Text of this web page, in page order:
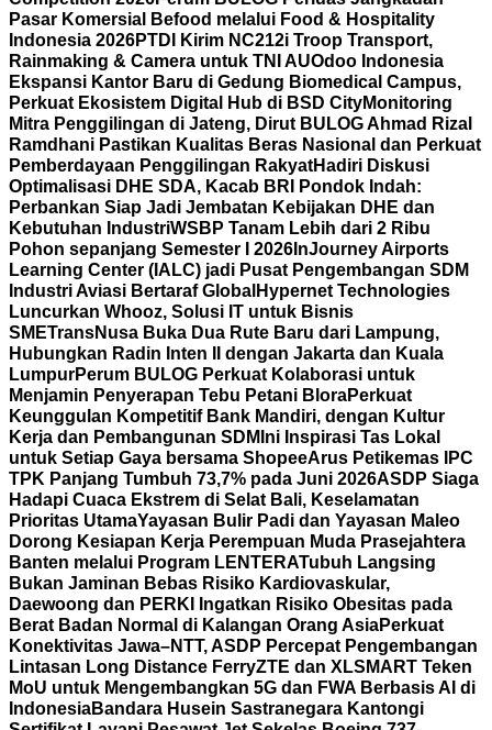
Pasar Komersial Befood melalui Food & Hospitality
Indonesia 2026PTDI Kirim NC212i Troop Transport,
Rainmaking & Camera untuk TNI AUOdoo Indonesia
Ekspansi Kantor Baru di Gedung Biomedical Campus,
Perkuat Ekosistem Digital Hub di BSD CityMonitoring
Mitra Penggilingan di Jateng, Dirut BULOG Ahmad Rizal
Ramdhani Pastikan Kualitas Beras Nasional dan Perkuat
Pemberdayaan Penggilingan RakyatHadiri Diskusi
Optimalisasi DHE SDA, Kacab BRI Pondok Indah:
Perbankan Siap Jadi Jembatan Kebijakan DHE dan
Kebutuhan IndustriWSBP Tanam Lebih dari 2 Ribu
Pohon sepanjang Semester I 2026 InJourney Airports
Learning Center (IALC) jadi Pusat Pengembangan SDM
Industri Aviasi Bertaraf Global Hypernet Technologies
Luncurkan Whooz, Solusi IT untuk Bisnis
SMETransNusa Buka Dua Rute Baru dari Lampung,
Hubungkan Radin Inten II dengan Jakarta dan Kuala
LumpurPerum BULOG Perkuat Kolaborasi untuk
Menjamin Penyerapan Tebu Petani BloraPerkuat
Keunggulan Kompetitif Bank Mandiri, dengan Kultur
Kerja dan Pembangunan SDM Ini Inspirasi Tas Lokal
untuk Setiap Gaya bersama ShopeeArus Petikemas IPC
TPK Panjang Tumbuh 73,7% pada Juni 2026ASDP Siaga
Hadapi Cuaca Ekstrem di Selat Bali, Keselamatan
Prioritas UtamaYayasan Bulir Padi dan Yayasan Maleo
Dorong Kesiapan Kerja Perempuan Muda Prasejahtera
Banten melalui Program LENTERATubuh Langsing
Bukan Jaminan Bebas Risiko Kardiovaskular,
Daewoong dan PERKI Ingatkan Risiko Obesitas pada
Berat Badan Normal di Kalangan Orang AsiaPerkuat
Konektivitas Jawa–NTT, ASDP Percepat Pengembangan
Lintasan Long Distance FerryZTE dan XLSMART Teken
MoU untuk Mengembangkan 5G dan FWA Berbasis AI di
IndonesiaBandara Husein Sastranegara Kantongi